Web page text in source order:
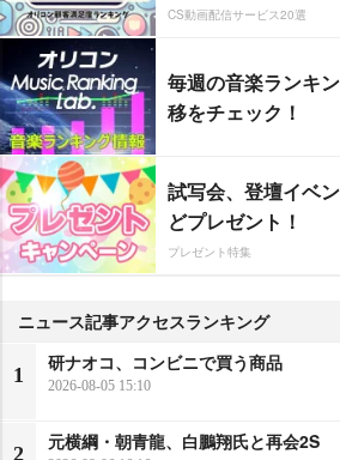
CS動画配信サービス20選
毎週の音楽ランキ
移をチェック！
試写会、登壇イベ
どプレゼント！
プレゼント特集
ニュース記事アクセスランキング
1
研ナオコ、コンビニで買う商品
2026-08-05 15:10
2
元横綱・朝青龍、白鵬翔氏と再会2S